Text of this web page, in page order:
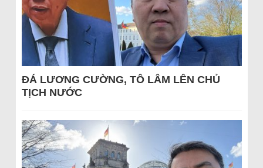
ĐÁ LƯƠNG CƯỜNG, TÔ LÂM LÊN CHỦ
TỊCH NƯỚC